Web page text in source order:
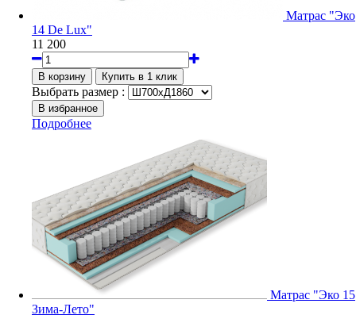
Матрас "Эко
14 De Lux"
11 200
Выбрать размер :
Подробнее
Матрас "Эко 15
Зима-Лето"